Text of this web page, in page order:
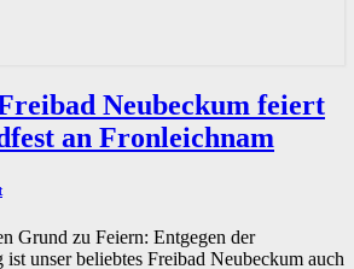
Neubeckum feiert
an Fronleichnam
Grund zu Feiern: Entgegen der
unser beliebtes Freibad Neubeckum auch